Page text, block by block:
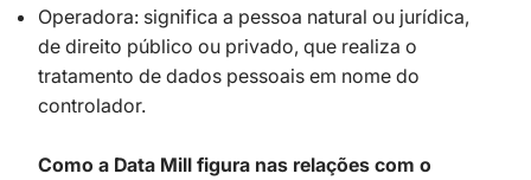
Operadora: significa a pessoa natural ou jurídica,
de direito público ou privado, que realiza o
tratamento de dados pessoais em nome do
controlador.
Como a Data Mill figura nas relações com o